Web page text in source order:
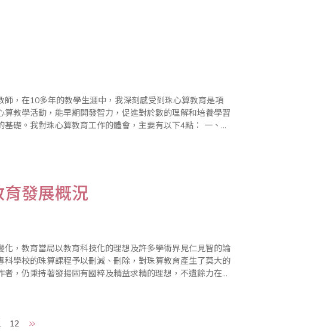
，在10多年的教學生涯中，我深刻感受到珠心算教育是項
算教學活動，能早期開發智力，促進對於數的理解和培養學習
。我對珠心算教育工作的體會，主要有以下4點： 一、教
發展概況
，教育當局以教育科技化的理想及許多學術界見仁見智的論
學校的珠算課程予以刪減、刪除，對珠算教育產生了莫大的
，仍秉持著發揚固有國粹及精益求精的理想，不遺餘力在各
12